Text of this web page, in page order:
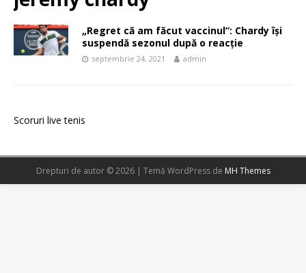
„Regret că am făcut vaccinul”: Chardy își
suspendă sezonul după o reacție
septembrie 24, 2021 admin
Scoruri live tenis
Drepturi de autor © 2026 | Temă WordPress de MH Themes